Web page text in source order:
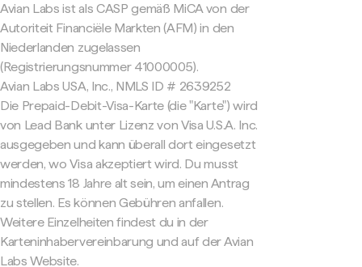
Avian Labs ist als CASP gemäß MiCA von der
Autoriteit Financiële Markten (AFM) in den
Niederlanden zugelassen
(Registrierungsnummer 41000005).
Avian Labs USA, Inc., NMLS ID # 2639252
Die Prepaid-Debit-Visa-Karte (die "Karte") wird
von Lead Bank unter Lizenz von Visa U.S.A. Inc.
ausgegeben und kann überall dort eingesetzt
werden, wo Visa akzeptiert wird. Du musst
mindestens 18 Jahre alt sein, um einen Antrag
zu stellen. Es können Gebühren anfallen.
Weitere Einzelheiten findest du in der
Karteninhabervereinbarung und auf der Avian
Labs Website.